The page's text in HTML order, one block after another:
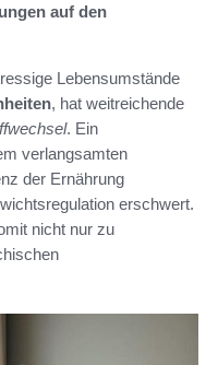
auf den
Lebensumstände
, hat weitreichende
. Ein
verlangsamten
der Ernährung
erschwert.
nicht nur zu